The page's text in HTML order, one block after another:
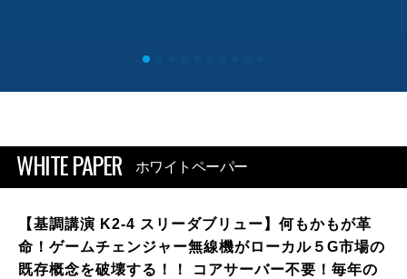
WHITE PAPER ホワイトペーパー
【基調講演 K2-4 スリーダブリュー】何もかもが革
命！ゲームチェンジャー無線機がローカル５G市場の
既存概念を破壊する！！ コアサーバー不要！毎年の